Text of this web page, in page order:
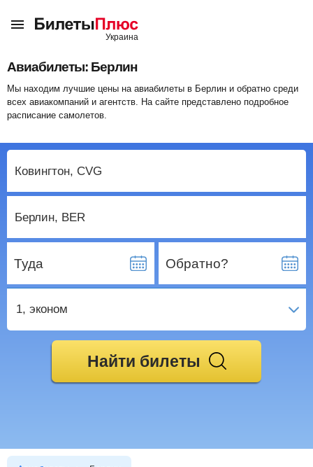
Авиабилеты: Берлин
Мы находим лучшие цены на авиабилеты в Берлин и обратно среди
всех авиакомпаний и агентств. На сайте представлено подробное
расписание самолетов.
Туда Обратно?
1, эконом
Найти билеты